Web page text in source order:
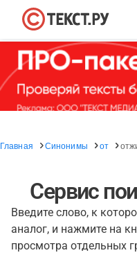
Главная Синонимы от
Сервис
Введите слово, к
аналог, и нажмите на
просмотра отдельных